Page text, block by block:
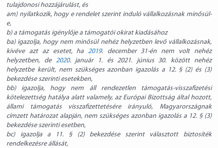
tulajdonosi hozzájárulást, és
am) nyilatkozik, hogy e rendelet szerint induló vállalkozásnak minősül-
e,
b) a támogatás igénylője a támogatói okirat kiadásához
ba) igazolja, hogy nem minősül nehéz helyzetben levő vállalkozásnak,
kivéve azt az esetet, ha 2019. december 31-én nem volt nehéz
helyzetben, de 2020. január 1. és 2021. június 30. között nehéz
helyzetbe került, nem szükséges azonban igazolás a 12. § (2) és (3)
bekezdése szerinti esetekben,
bb) igazolja, hogy nem áll rendezetlen támogatás-visszafizetési
kötelezettség hatálya alatt valamely, az Európai Bizottság által hozott,
állami támogatás visszafizettetésére irányuló, Magyarországnak
címzett határozat alapján, nem szükséges azonban igazolás a 12. § (3)
bekezdése szerinti esetben,
bc) igazolja a 11. § (2) bekezdése szerint választott biztosíték
rendelkezésre állását,